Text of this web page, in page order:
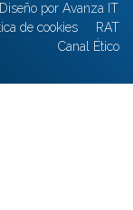
por Avanza IT
de cookies
RAT
Canal Ético